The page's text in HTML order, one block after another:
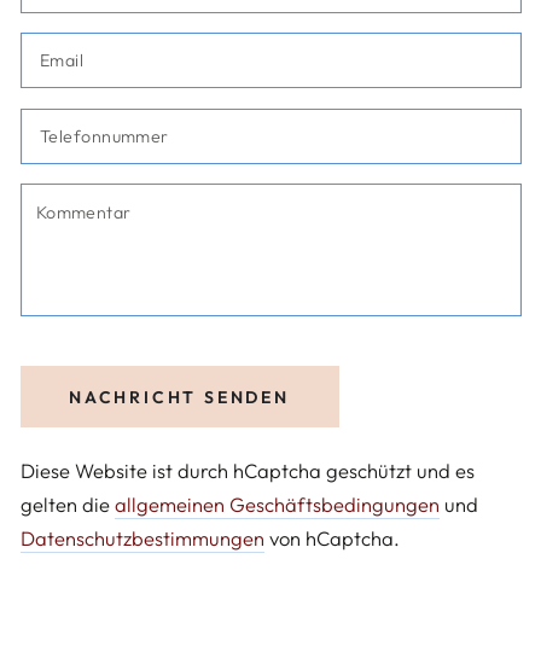
*
NACHRICHT SENDEN
Diese Website ist durch hCaptcha geschützt und es
gelten dieallgemeinen Geschäftsbedingungen und
Datenschutzbestimmungen von hCaptcha.